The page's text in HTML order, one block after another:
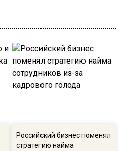
Российский бизнес поменял
стратегию найма